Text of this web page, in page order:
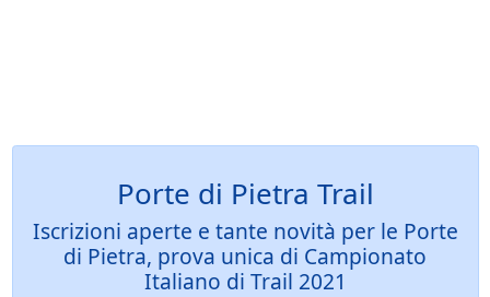
Porte di Pietra Trail
Iscrizioni aperte e tante novità per le Porte
di Pietra, prova unica di Campionato
Italiano di Trail 2021